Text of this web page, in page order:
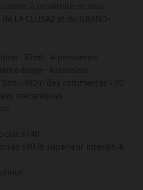
calme, à proximité de tous
LA CLUSAZ et du GRAND-
- 32m² - 4 personnes
étage - Ascenseur
- 400m des commerces - 10
mécaniques
clac x140
x80 lit supérieur interdit -6